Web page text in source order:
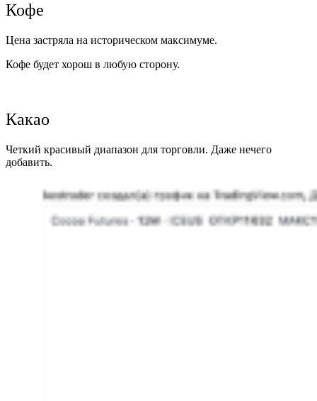
Кофе
Цена застряла на историческом максимуме.
Кофе будет хорош в любую сторону.
Какао
Четкий красивый диапазон для торговли. Даже нечего
добавить.